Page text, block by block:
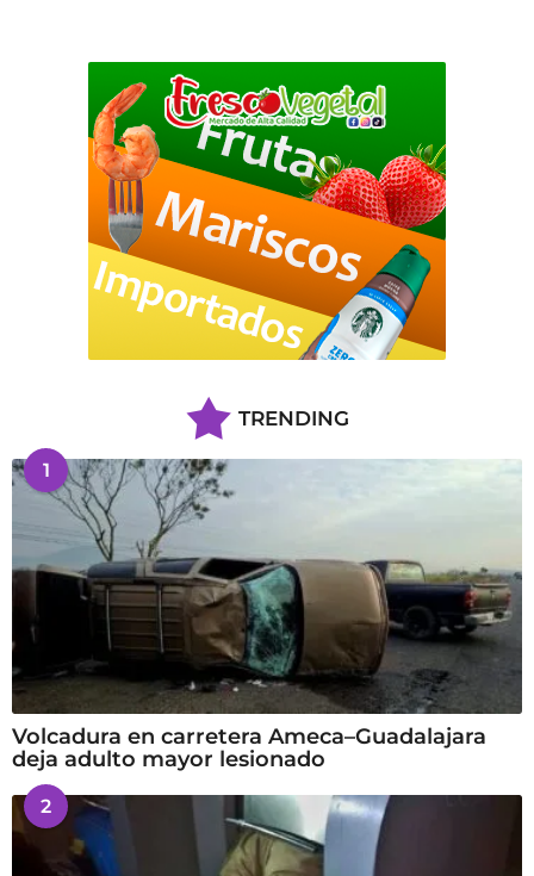
TRENDING
1
Volcadura en carretera Ameca–Guadalajara
deja adulto mayor lesionado
2